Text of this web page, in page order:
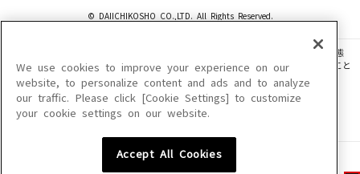
© DAIICHIKOSHO CO.,LTD. All Rights Reserved.
このサイトに掲載されている一切の文章・画像・写真・動画・音声等を、手段や形態
を問わず、著作権法の定める範囲を超えて無断で複製、転載、ファイル化などすること
を禁じます。
楽曲及びコンテンツは、機種によりご利用いただけない場合があります。
楽曲及びコンテンツの配信日、配信内容が変更になる場合があります。
We use cookies to improve your experience on our
website, to personalize content and ads and to analyze
our traffic. Please click [Cookie Settings] to customize
your cookie settings on our website.
Accept All Cookies